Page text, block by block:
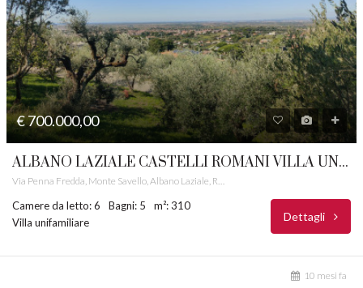
€ 700.000,00
ALBANO LAZIALE CASTELLI ROMANI VILLA UNIFAMILIARE PANORAMICA RIF.8
Via Penna Fredda, Monte Savello, Albano Laziale, Roma Capitale, Lazio, 00041, Italia
Camere da letto: 6 Bagni: 5
m²: 310
Villa unifamiliare
Dettagli
10 mesi fa